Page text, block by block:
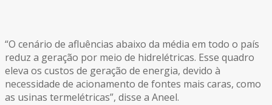
“O cenário de afluências abaixo da média em todo o país
reduz a geração por meio de hidrelétricas. Esse quadro
eleva os custos de geração de energia, devido à
necessidade de acionamento de fontes mais caras, como
as usinas termelétricas”, disse a Aneel.